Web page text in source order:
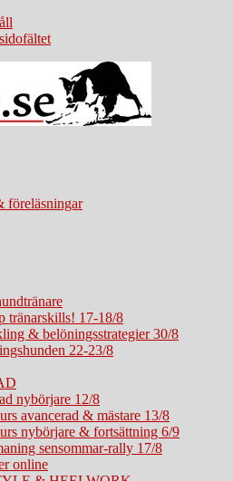
föreläsningar
tränarskills! 17-18/8
& belöningsstrategier 30/8
22-23/8
nybörjare 12/8
avancerad & mästare 13/8
nybörjare & fortsättning 6/9
sensommar-rally 17/8
online